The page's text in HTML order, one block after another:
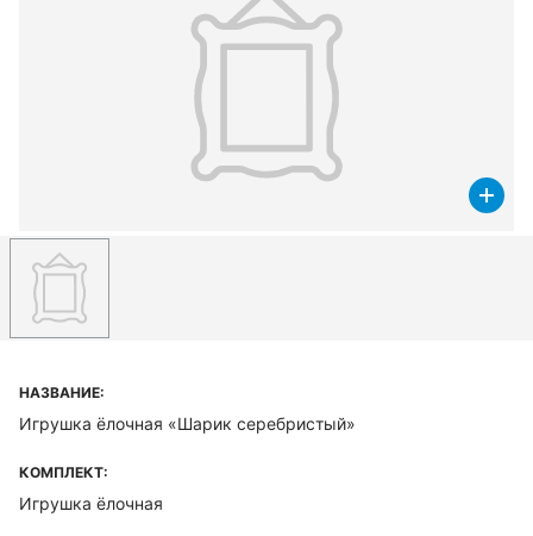
НАЗВАНИЕ:
Игрушка ёлочная «Шарик серебристый»
КОМПЛЕКТ:
Игрушка ёлочная